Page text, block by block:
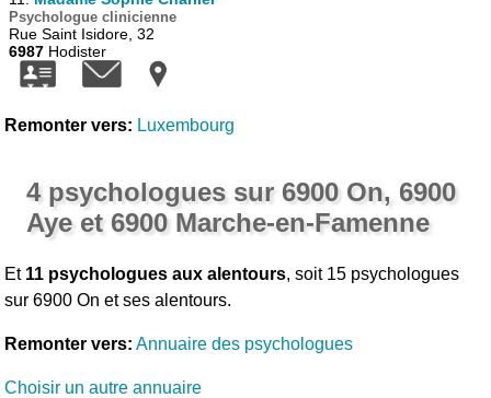
Psychologue clinicienne
Rue Saint Isidore, 32
6987 Hodister
Remonter vers: Luxembourg
4 psychologues sur 6900 On, 6900
Aye et 6900 Marche-en-Famenne
Et 11 psychologues aux alentours, soit 15 psychologues
sur 6900 On et ses alentours.
Remonter vers: Annuaire des psychologues
Choisir un autre annuaire